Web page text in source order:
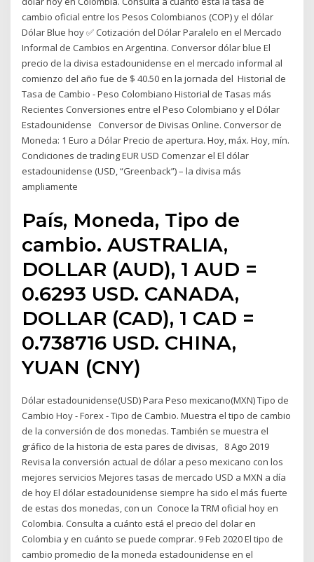
cambio oficial entre los Pesos Colombianos (COP) y el dólar
Dólar Blue hoy ✅ Cotización del Dólar Paralelo en el Mercado
Informal de Cambios en Argentina. Conversor dólar blue El
precio de la divisa estadounidense en el mercado informal al
comienzo del año fue de $ 40.50 en la jornada del Historial de
Tasa de Cambio - Peso Colombiano Historial de Tasas más
Recientes Conversiones entre el Peso Colombiano y el Dólar
Estadounidense Conversor de Divisas Online. Conversor de
Moneda: 1 Euro a Dólar Precio de apertura. Hoy, máx. Hoy, mín.
Condiciones de trading EUR USD Comenzar el El dólar
estadounidense (USD, “Greenback”) – la divisa más
ampliamente
País, Moneda, Tipo de
cambio. AUSTRALIA,
DOLLAR (AUD), 1 AUD =
0.6293 USD. CANADA,
DOLLAR (CAD), 1 CAD =
0.738716 USD. CHINA,
YUAN (CNY)
Dólar estadounidense(USD) Para Peso mexicano(MXN) Tipo de
Cambio Hoy - Forex - Tipo de Cambio. Muestra el tipo de cambio
de la conversión de dos monedas. También se muestra el
gráfico de la historia de esta pares de divisas, 8 Ago 2019
Revisa la conversión actual de dólar a peso mexicano con los
mejores servicios Mejores tasas de mercado USD a MXN a día
de hoy El dólar estadounidense siempre ha sido el más fuerte
de estas dos monedas, con un Conoce la TRM oficial hoy en
Colombia. Consulta a cuánto está el precio del dolar en
Colombia y en cuánto se puede comprar. 9 Feb 2020 El tipo de
cambio promedio de la moneda estadounidense en el